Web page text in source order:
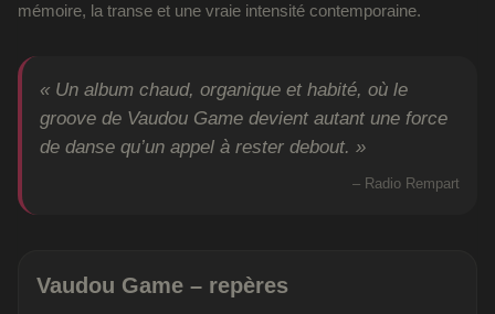
mémoire, la transe et une vraie intensité contemporaine.
« Un album chaud, organique et habité, où le
groove de Vaudou Game devient autant une force
de danse qu’un appel à rester debout. »
– Radio Rempart
Vaudou Game – repères